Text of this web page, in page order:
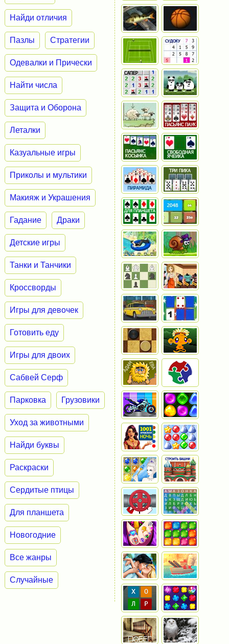
Найди отличия
Пазлы Стратегии
Одевалки и Прически
Найти числа
Защита и Оборона
Леталки
Казуальные игры
Приколы и мультики
Макияж и Украшения
Гадание Драки
Детские игры
Танки и Танчики
Кроссворды
Игры для девочек
Готовить еду
Игры для двоих
Сабвей Серф
Парковка Грузовики
Уход за животными
Найди буквы
Раскраски
Сердитые птицы
Для планшета
Новогодние
Все жанры
Случайные